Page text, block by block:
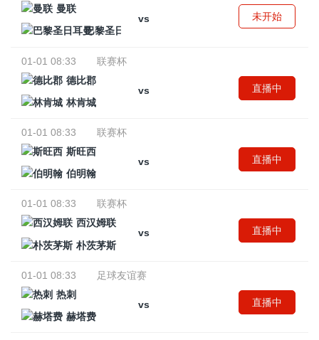
曼联
vs
巴黎圣日耳曼
未开始
01-01 08:33
联赛杯
德比郡
vs
林肯城
直播中
01-01 08:33
联赛杯
斯旺西
vs
伯明翰
直播中
01-01 08:33
联赛杯
西汉姆联
vs
朴茨茅斯
直播中
01-01 08:33
足球友谊赛
热刺
vs
赫塔费
直播中